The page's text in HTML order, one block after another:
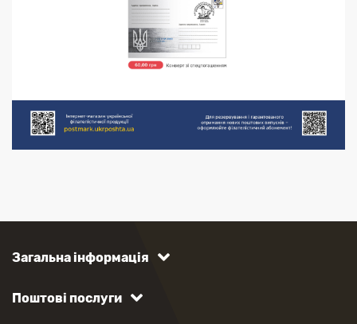
Загальна інформація
Поштові послуги